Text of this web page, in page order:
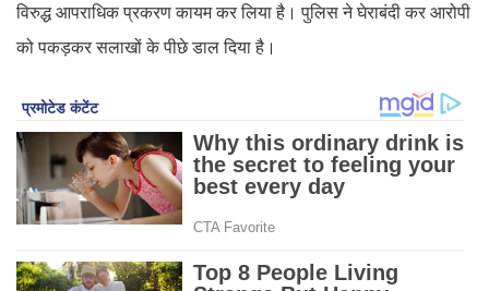
विरुद्ध आपराधिक प्रकरण कायम कर लिया है। पुलिस ने घेराबंदी कर आरोपी
को पकड़कर सलाखों के पीछे डाल दिया है।